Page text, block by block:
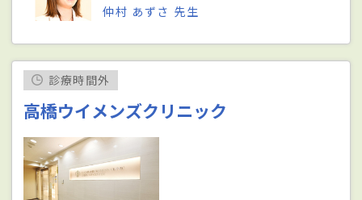
仲村 あずさ 先生
診療時間外
高橋ウイメンズクリニック